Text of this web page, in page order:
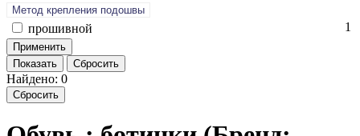
Метод крепления подошвы
про­шив­ной 1
Показать Сбросить
Найдено: 0
Сбросить